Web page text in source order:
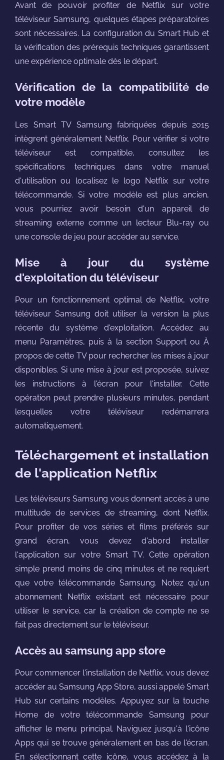
Avant de pouvoir profiter de Netflix sur votre
téléviseur Samsung, quelques étapes préparatoires
sont nécessaires. La configuration du Smart Hub et
la vérification des prérequis techniques garantissent
une expérience optimale dès le départ.
Vérification de la compatibilité de
votre modèle
Les Smart TV Samsung fabriquées depuis 2015
intègrent généralement Netflix. Pour vérifier si votre
téléviseur est compatible, consultez les
spécifications techniques dans votre manuel
d'utilisation ou localisez le logo Netflix sur votre
télécommande. Si votre modèle est plus ancien,
vous pourriez avoir besoin d'un appareil de
streaming externe comme un lecteur Blu-ray ou
une console de jeu pour accéder au service.
Mise à jour du système
d'exploitation du téléviseur
Pour un fonctionnement optimal de Netflix, votre
téléviseur Samsung doit utiliser la version la plus
récente du système d'exploitation. Accédez au
menu Paramètres, puis à la section Support ou À
propos de cette TV pour rechercher les mises à jour
disponibles. Si une mise à jour est proposée, suivez
les instructions à l'écran pour l'installer. Cette
opération peut prendre plusieurs minutes, pendant
lesquelles votre téléviseur redémarrera
automatiquement.
Téléchargement et installation
de l'application Netflix
Les téléviseurs Samsung vous donnent accès à une
multitude de services de streaming, dont Netflix.
Pour profiter de vos séries et films préférés sur
grand écran, vous devez d'abord installer
l'application sur votre Smart TV. Cette opération
simple prend moins de cinq minutes et ne requiert
que votre télécommande Samsung. Notez qu'un
abonnement Netflix existant est nécessaire pour
utiliser le service, car la création de compte ne se
fait pas directement sur le téléviseur.
Accès au samsung app store
Pour commencer l'installation de Netflix, vous devez
accéder au Samsung App Store, aussi appelé Smart
Hub sur certains modèles. Appuyez sur la touche
Home de votre télécommande Samsung pour
afficher le menu principal. Naviguez jusqu'à l'icône
Apps qui se trouve généralement en bas de l'écran.
En sélectionnant cette icône, vous accédez à la